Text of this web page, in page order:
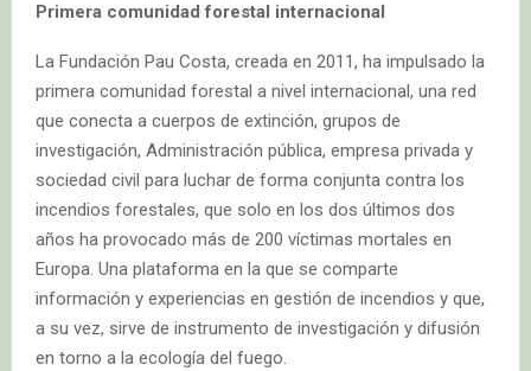
Primera comunidad forestal internacional
La Fundación Pau Costa, creada en 2011, ha impulsado la
primera comunidad forestal a nivel internacional, una red
que conecta a cuerpos de extinción, grupos de
investigación, Administración pública, empresa privada y
sociedad civil para luchar de forma conjunta contra los
incendios forestales, que solo en los dos últimos dos
años ha provocado más de 200 víctimas mortales en
Europa. Una plataforma en la que se comparte
información y experiencias en gestión de incendios y que,
a su vez, sirve de instrumento de investigación y difusión
en torno a la ecología del fuego.